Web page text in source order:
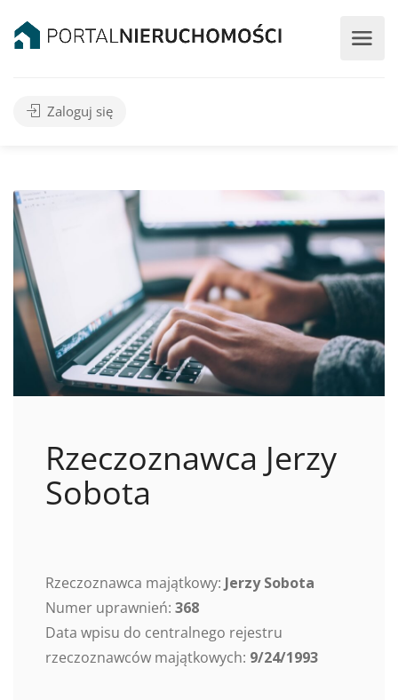
Zaloguj się
Rzeczoznawca Jerzy
Sobota
Rzeczoznawca majątkowy: Jerzy Sobota
Numer uprawnień: 368
Data wpisu do centralnego rejestru
rzeczoznawców majątkowych: 9/24/1993